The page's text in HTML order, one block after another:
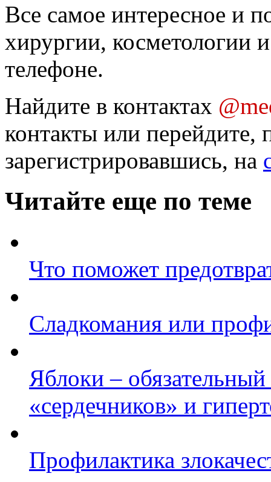
Все самое интересное и
хирургии, косметологии
телефоне.
Найдите в контактах
контакты или перейдите,
зарегистрировавшись, на
Читайте еще по теме
Что поможет
Сладкомания или
Яблоки –
«сердечников» и
Профилактика